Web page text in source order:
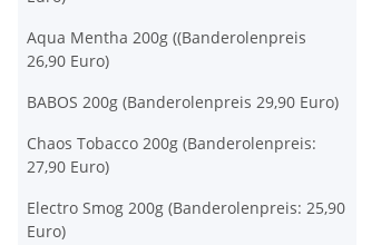
Aqua Mentha 200g ((Banderolenpreis
26,90 Euro)
BABOS 200g (Banderolenpreis 29,90 Euro)
Chaos Tobacco 200g (Banderolenpreis:
27,90 Euro)
Electro Smog 200g (Banderolenpreis: 25,90
Euro)